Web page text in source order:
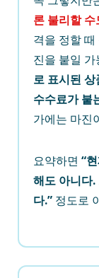
론 불리할
격을 정할
진을 붙일
로 표시된
수수료가 붙
가에는 마진
요약하면 “
해도 아니다
다.” 정도로